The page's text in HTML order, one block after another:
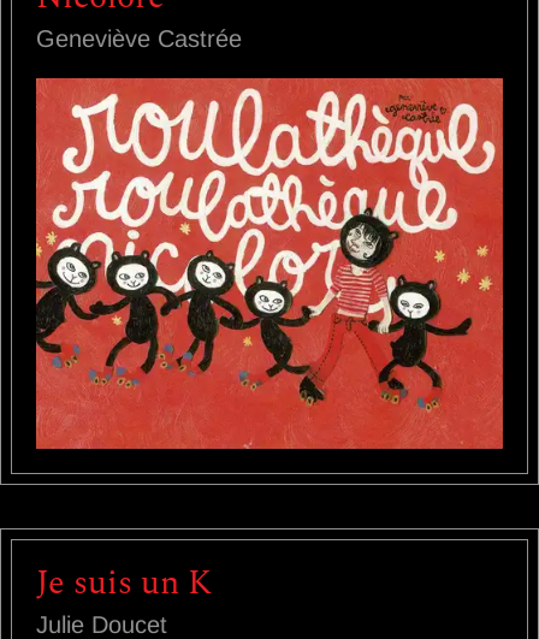
Je suis un K
Julie Doucet
Geneviève Castrée